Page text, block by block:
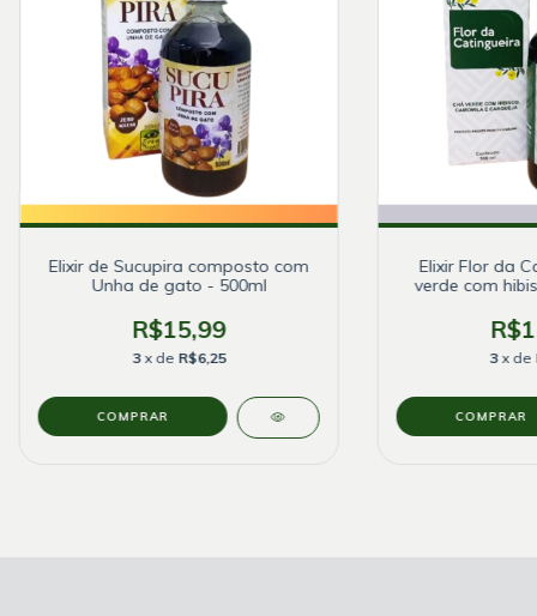
Elixir de Sucupira composto com
Unha de gato - 500ml
R$15,99
3 x de R$6,25
Elixir Flor da
verde com
3 x de